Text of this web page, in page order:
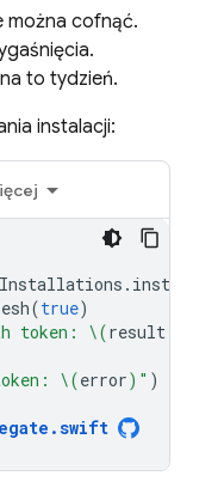
można cofnąć.
to tydzień.
instalacji:
Installations .
(true)
token: \(result
\(error) " )
.swift